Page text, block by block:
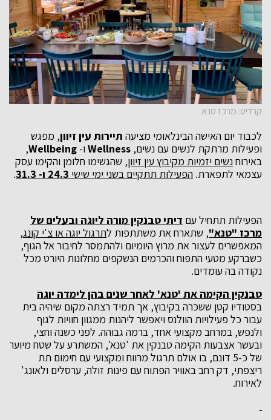
קרדיט: מרכז טנא
לכבוד יום האישה הבינלאומי מציעה תיירות עין זיוון, מפגש
ופעילות מרתקת לנשים עם נשים, Wellnessו- Wellbeing
,
באירוח נשים יזמיות מקיבוץ עין זיוון, שהגשימו חלומן והקימו עסק
עצמאי לתפארת. הפעילות תתקיים בשני ימי שישי 24.3 ו- 31.3 .
הפעילות תתחיל עם דיתי טבנקין מורה ליוגה ובעלים של
מרכז "טנא", שתארח את משתתפות לתרגול יוגה או צ'י קונג,
המאפשרים לעצור את מרוץ היומיום ולהתמסר לחיבור אל הגוף,
כשברקע מטעי התפוח והכרמים הנשקפים מחלונות היורט מכל
נקודה בה עומדים.
טבנקין הקימה את 'טנא' לאחר שנים בהן לימדה יוגה
בסטודיו קטן ששכרה בקיבוץ, אך תמיד רצתה מקום שיהיה בית
עבור כל פעילויות הוולנס ויאפשר ליהנות ממגוון חוויות לגוף
ולנפש, במרחב מקצועי אחד, ברמה גבוהה. לפני כשנה וחצי,
ובעשר אצבעות הקימה טבנקין את 'טנא', המשתרע על שטח מיוער
של כ-5 דונם, בו אולם תרגול מרווח ומקצועי עם חימום תת
ריצפתי, דק רחב באוויר הפתוח עם פינות זולה, ערסלים ולאונג'
לאירוח.